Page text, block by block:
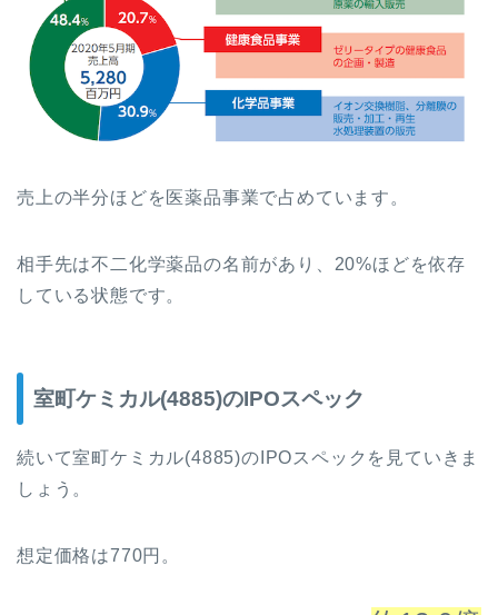
売上の半分ほどを医薬品事業で占めています。
相手先は不二化学薬品の名前があり、20%ほどを依存
している状態です。
室町ケミカル(4885)のIPOスペック
続いて室町ケミカル(4885)のIPOスペックを見ていきま
しょう。
想定価格は770円。